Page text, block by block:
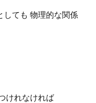
しても 物理的な関係
けれなければ